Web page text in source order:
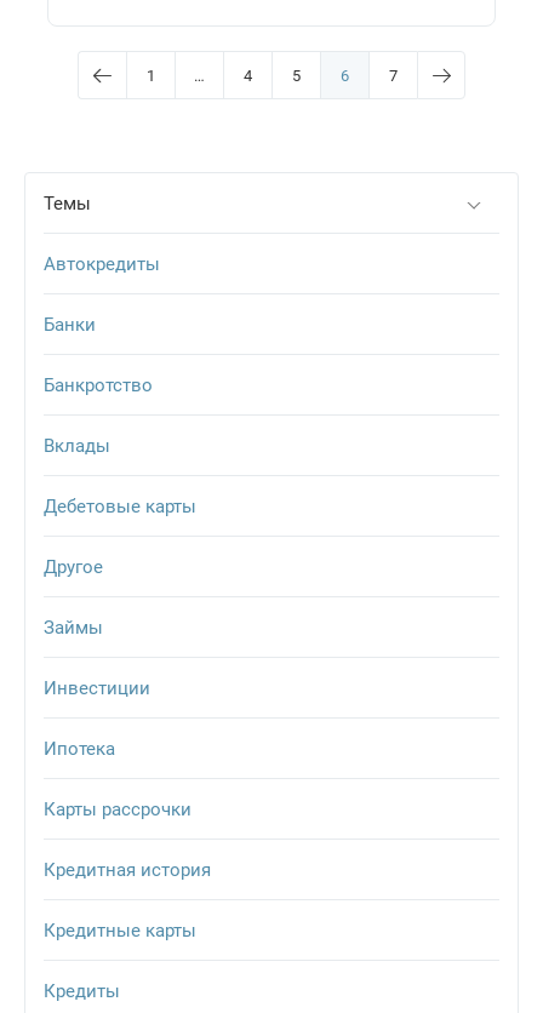
1 … 4 5 6 7
Темы
Автокредиты
Банки
Банкротство
Вклады
Дебетовые карты
Другое
Займы
Инвестиции
Ипотека
Карты рассрочки
Кредитная история
Кредитные карты
Кредиты